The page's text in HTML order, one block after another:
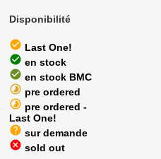
Disponibilité
check_circle Last One!
check_circle en stock
check_circle en stock BMC
timelapse pre ordered
timelapse pre ordered -
Last One!
help sur demande
cancel sold out